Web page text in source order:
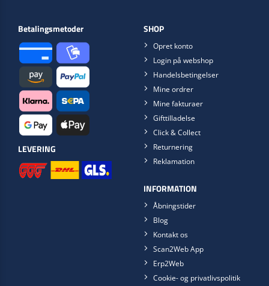
Betalingsmetoder
LEVERING
SHOP
Opret konto
Login på webshop
Handelsbetingelser
Mine ordrer
Mine fakturaer
Gifttilladelse
Click & Collect
Returnering
Reklamation
INFORMATION
Åbningstider
Blog
Kontakt os
Scan2Web App
Erp2Web
Cookie- og privatlivspolitik